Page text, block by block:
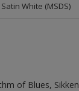
White (MSDS)
of Blues,